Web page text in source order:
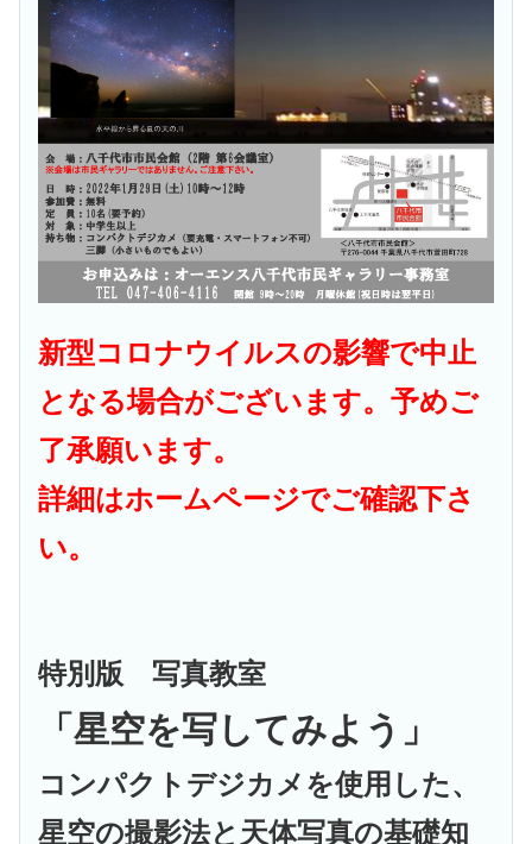
新型コロナウイルスの影響で中止
となる場合がございます。予めご
了承願います。
詳細はホームページでご確認下さ
い。
特別版 写真教室
「星空を写してみよう 」
コンパクトデジカメを使用した、
星空の撮影法と天体写真の基礎知